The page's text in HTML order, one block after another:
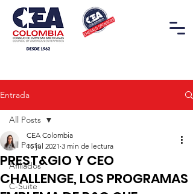
Entrada
All Posts
Afiliados
C-Suite
All Posts
PREST&GIO Y CEO
CHALLENGE, LOS PROGRAMAS
CEA Colombia
15 jul 2021 3 min de lectura